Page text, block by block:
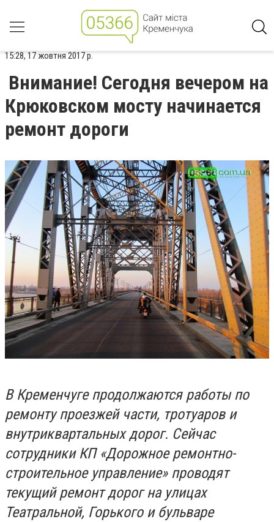
15:28, 17 жовтня 2017 р.
Внимание! Сегодня вечером на
Крюковском мосту начинается
ремонт дороги
В Кременчуге продолжаются работы по
ремонту проезжей части, тротуаров и
внутриквартальных дорог. Сейчас
сотрудники КП «Дорожное ремонтно-
строительное управление» проводят
текущий ремонт дорог на улицах
Театральной, Горького и бульваре